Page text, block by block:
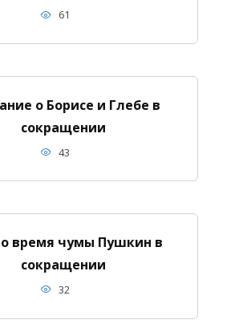
61
о Борисе и Глебе в
сокращении
43
время чумы Пушкин в
сокращении
32